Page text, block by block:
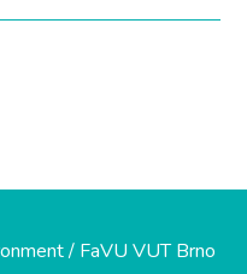
/ FaVU VUT Brno